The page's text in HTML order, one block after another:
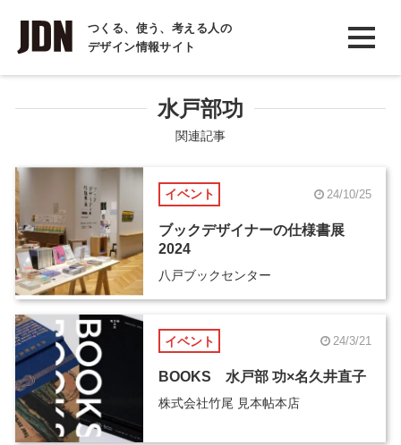
つくる、使う、考える人の
デザイン情報サイト
INTERVIEW
インタビュー
COLUMN
コラム
水戸部功
関連記事
イベント 24/10/25
ブックデザイナーの仕様書展
2024
八戸ブックセンター
イベント 24/3/21
BOOKS 水戸部 功×名久井直子
株式会社竹尾 見本帖本店